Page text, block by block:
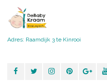
Adres: Raamdijk 3 te Kinrooi